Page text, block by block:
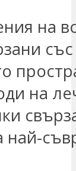
на
със
на
най-